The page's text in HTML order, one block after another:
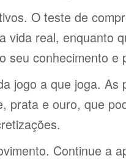
O teste de
vida real, enquanto
seu conhecimento e
jogo a que joga. As
prata e ouro, que
Continue a